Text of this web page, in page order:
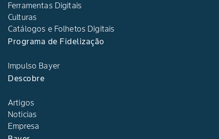
Ferramentas Digitais
Culturas
Catálogos e Folhetos Digitais
Programa de Fidelização
Impulso Bayer
Descobre
Artigos
Noticias
Empresa